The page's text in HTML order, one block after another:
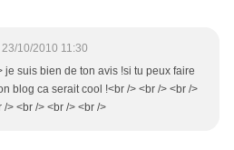
23/10/2010 11:30
je suis bien de ton avis !si tu peux faire
blog ca serait cool !<br /> <br /> <br />
/> <br /> <br /> <br />